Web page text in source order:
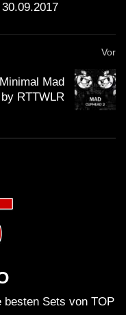
Vor
Mad
RTTWLR
besten Sets von TOP